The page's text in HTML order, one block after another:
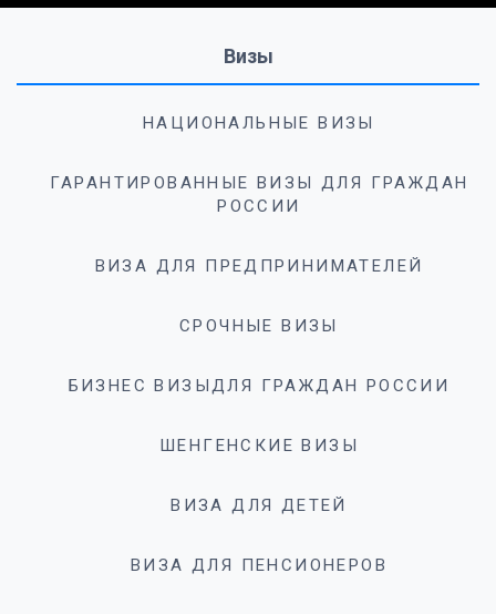
Визы
НАЦИОНАЛЬНЫЕ ВИЗЫ
ГАРАНТИРОВАННЫЕ ВИЗЫ ДЛЯ ГРАЖДАН
РОССИИ
ВИЗА ДЛЯ ПРЕДПРИНИМАТЕЛЕЙ
СРОЧНЫЕ ВИЗЫ
БИЗНЕС ВИЗЫДЛЯ ГРАЖДАН РОССИИ
ШЕНГЕНСКИЕ ВИЗЫ
ВИЗА ДЛЯ ДЕТЕЙ
ВИЗА ДЛЯ ПЕНСИОНЕРОВ